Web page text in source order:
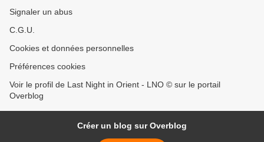
Signaler un abus
C.G.U.
Cookies et données personnelles
Préférences cookies
Voir le profil de Last Night in Orient - LNO © sur le portail
Overblog
Créer un blog sur Overblog